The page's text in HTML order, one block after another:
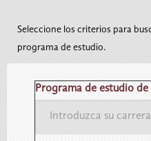
Seleccione los criterios para
programa de estudio.
Programa de estudio